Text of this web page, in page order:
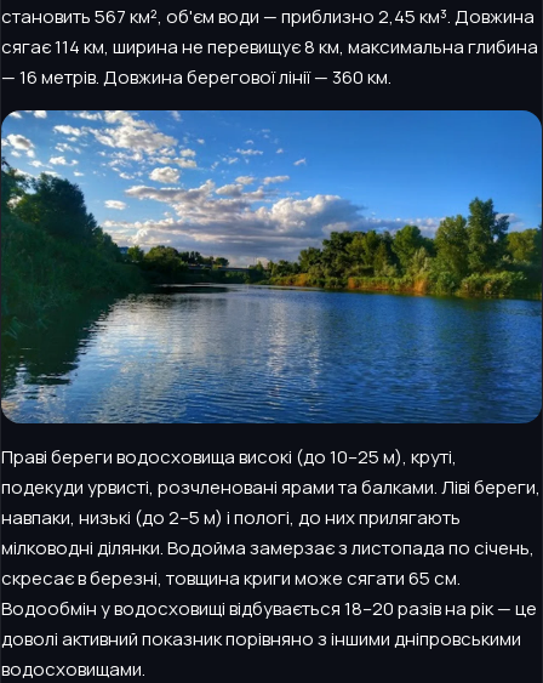
становить 567 км², об'єм води — приблизно 2,45 км³. Довжина
сягає 114 км, ширина не перевищує 8 км, максимальна глибина
— 16 метрів. Довжина берегової лінії — 360 км.
Праві береги водосховища високі (до 10–25 м), круті,
подекуди урвисті, розчленовані ярами та балками. Ліві береги,
навпаки, низькі (до 2–5 м) і пологі, до них прилягають
мілководні ділянки. Водойма замерзає з листопада по січень,
скресає в березні, товщина криги може сягати 65 см.
Водообмін у водосховищі відбувається 18–20 разів на рік — це
доволі активний показник порівняно з іншими дніпровськими
водосховищами.